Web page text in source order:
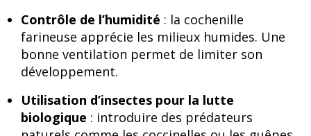
Contrôle de l’humidité : la cochenille
farineuse apprécie les milieux humides. Une
bonne ventilation permet de limiter son
développement.
Utilisation d’insectes pour la lutte
biologique : introduire des prédateurs